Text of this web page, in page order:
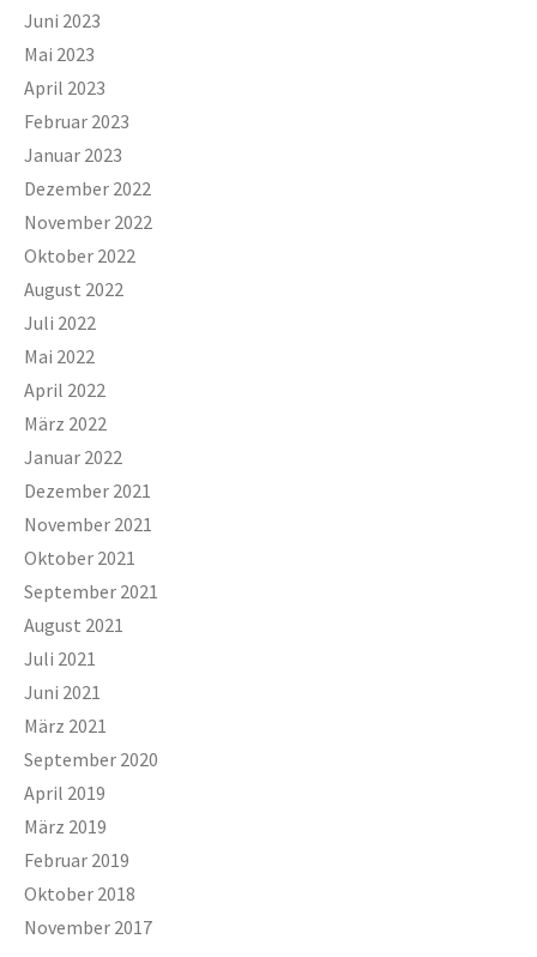
Juni 2023
Mai 2023
April 2023
Februar 2023
Januar 2023
Dezember 2022
November 2022
Oktober 2022
August 2022
Juli 2022
Mai 2022
April 2022
März 2022
Januar 2022
Dezember 2021
November 2021
Oktober 2021
September 2021
August 2021
Juli 2021
Juni 2021
März 2021
September 2020
April 2019
März 2019
Februar 2019
Oktober 2018
November 2017